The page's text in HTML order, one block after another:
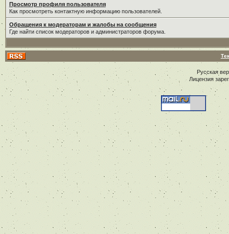
Просмотр профиля пользователя
Как просмотреть контактную информацию пользователей.
Обращения к модераторам и жалобы на сообщения
Где найти список модераторов и администраторов форума.
Русская
Лицензия